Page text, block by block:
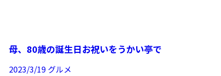
母、80歳の誕生日お祝いをうかい亭で
2023/3/19 グルメ